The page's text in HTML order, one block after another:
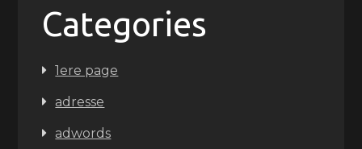
Categories
1ere page
adresse
adwords